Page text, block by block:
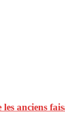
anciens